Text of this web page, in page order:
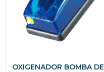
OXIGENADOR BOMBA DE